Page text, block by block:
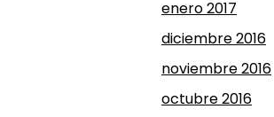
enero 2017
diciembre 2016
noviembre 2016
octubre 2016